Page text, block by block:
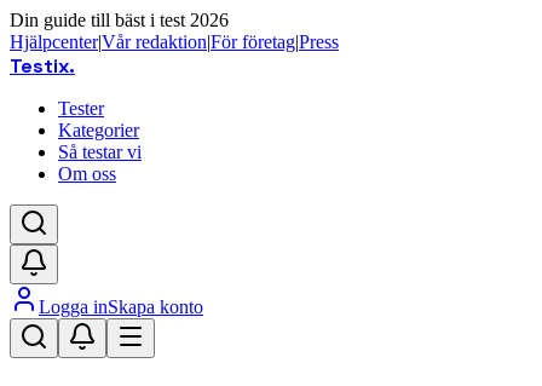
Din guide till bäst i test 2026
Hjälpcenter|Vår redaktion|För företag|Press
Testix.
Tester
Kategorier
Så testar vi
Om oss
Logga inSkapa konto